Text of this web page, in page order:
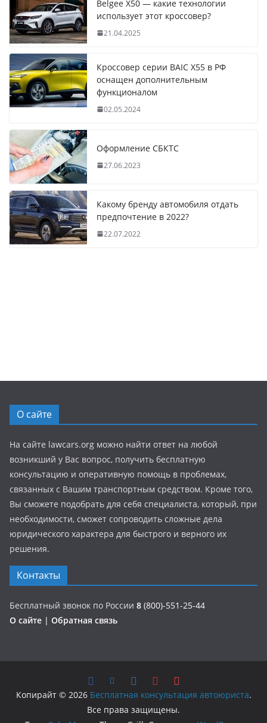
Belgee X50 — какие технологии
использует этот кроссовер?
21.04.2025
Кроссовер серии BAIC X55 в РФ
оснащен дополнительным
функционалом
02.05.2024
Оформление СБКТС
27.06.2023
Какому бренду автомобиля отдать
предпочтение в 2022?
22.07.2022
О сайте
На сайте lawcars.org можно найти ответ на любой
возникший у Вас вопрос, получить бесплатную
консультацию и оперативную помощь в проблемах,
связанных с Вашим транспортным средством. Кроме того,
Вы сможете подобрать для себя специалиста, который, при
необходимости, сможет сопроводить сложные дела
юридического характера для быстрого и верного их
решения.
Контакты
Бесплатный звонок по России 8 (800)-551-25-44
О сайте | Обратная связь
Копирайт © 2026 Бесплатная консультация автоюриста.
Все права защищены.